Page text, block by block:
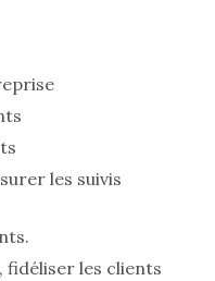
les suivis
les clients